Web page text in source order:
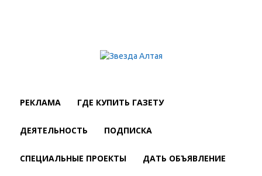
РЕКЛАМА ГДЕ КУПИТЬ ГАЗЕТУ
ДЕЯТЕЛЬНОСТЬ ПОДПИСКА
СПЕЦИАЛЬНЫЕ ПРОЕКТЫ ДАТЬ ОБЪЯВЛЕНИЕ